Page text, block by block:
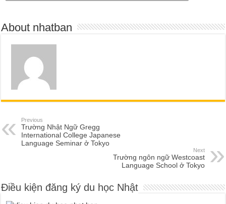
About nhatban
Previous
Trường Nhật Ngữ Gregg
International College Japanese
Language Seminar ở Tokyo
Next
Trường ngôn ngữ Westcoast
Language School ở Tokyo
Điều kiện đăng ký du học Nhật